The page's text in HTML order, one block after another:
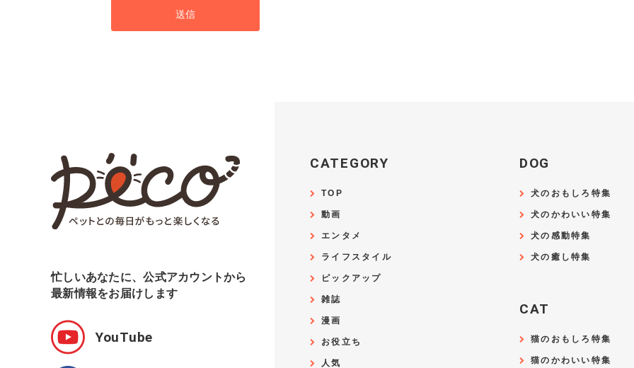
送信
忙しいあなたに、公式アカウントから
最新情報をお届けします
YouTube
CATEGORY
TOP
動画
エンタメ
ライフスタイル
ピックアップ
雑誌
漫画
お役立ち
人気
DOG
犬のおもしろ特集
犬のかわいい特集
犬の感動特集
犬の癒し特集
CAT
猫のおもしろ特集
猫のかわいい特集